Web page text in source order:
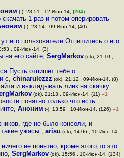
(-), 23:51 , 12-Июн-14, (204)
1 раз и потом оперировать
(-), 23:54 , 09-Июн-14, (40)
его пользователи Отпишитесь о его
, 09-Июн-14, (3)
на его сайте, SergMarkov(ok), 21:10 ,
Пусть отпишет тебе о
с, chinarulezzz (ok), 21:12 , 09-Июн-14, (8)
и выкладывать линк на скачку
(ok), 21:13 , 09-Июн-14, (11) –1
понятно только что есть
,Аноним (-), 13:59 , 10-Июн-14, (126) –1
где не было консоли, и
ужасы , arisu (ok), 14:06 , 10-Июн-14,
не понятно, кроме этого,то это
, SergMarkov(ok), 15:56 , 10-Июн-14, (134)